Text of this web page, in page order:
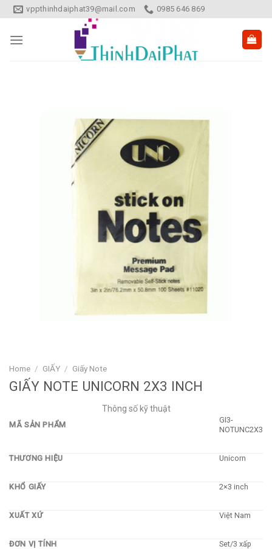
Skip
to
content
vppthinhdaiphat39@mail.com 0985 646 869
Home / GIẤY / Giấy Note
GIẤY NOTE UNICORN 2X3 INCH
Thông số kỹ thuật
MÃ SẢN PHẨM
GI3-
NOTUNC2X3
THƯƠNG HIỆU Unicorn
KHỔ GIẤY 2×3 inch
XUẤT XỨ Việt Nam
ĐƠN VỊ TÍNH Set/3 xấp